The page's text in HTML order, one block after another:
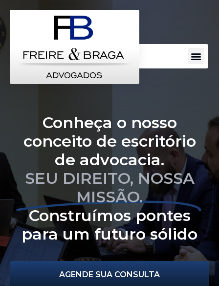
Conheça o nosso
conceito de escritório
de advocacia.
SEU DIREITO, NOSSA
MISSÃO.
Construímos pontes
para um futuro sólido
AGENDE SUA CONSULTA